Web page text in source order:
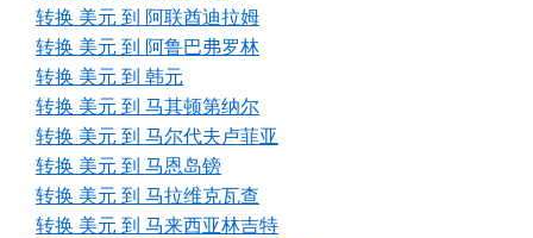
转换 美元 到 阿联酋迪拉姆
转换 美元 到 阿鲁巴弗罗林
转换 美元 到 韩元
转换 美元 到 马其顿第纳尔
转换 美元 到 马尔代夫卢菲亚
转换 美元 到 马恩岛镑
转换 美元 到 马拉维克瓦查
转换 美元 到 马来西亚林吉特